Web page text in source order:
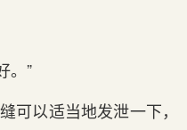
。”
以适当地发泄一下，